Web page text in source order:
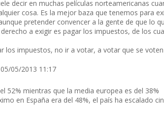
decir en muchas películas norteamericanas
cosa. Es la mejor baza que tenemos para
pretender convencer a la gente de que lo
a exigir es pagar los impuestos, de los
los impuestos, no ir a votar, a votar que se
05/2013 11:17
52% mientras que la media europea es del 38%
en España era del 48%, el país ha escalado